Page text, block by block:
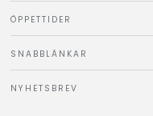
ÖPPETTIDER
SNABBLÄNKAR
NYHETSBREV